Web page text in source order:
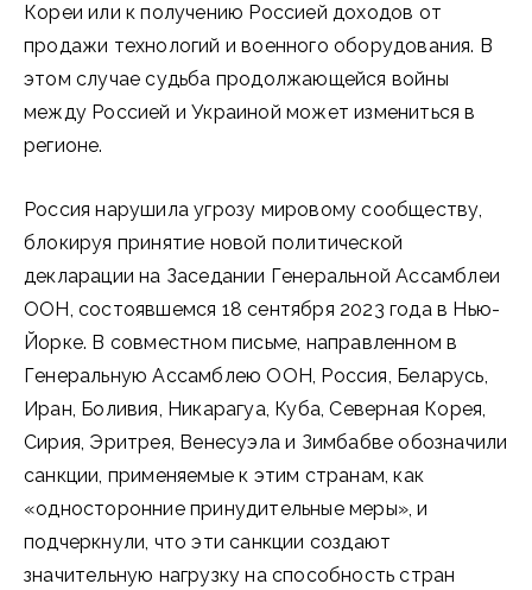
Кореи или к получению Россией доходов от
продажи технологий и военного оборудования. В
этом случае судьба продолжающейся войны
между Россией и Украиной может измениться в
регионе.
Россия нарушила угрозу мировому сообществу,
блокируя принятие новой политической
декларации на Заседании Генеральной Ассамблеи
ООН, состоявшемся 18 сентября 2023 года в Нью-
Йорке. В совместном письме, направленном в
Генеральную Ассамблею ООН, Россия, Беларусь,
Иран, Боливия, Никарагуа, Куба, Северная Корея,
Сирия, Эритрея, Венесуэла и Зимбабве обозначили
санкции, применяемые к этим странам, как
«односторонние принудительные меры», и
подчеркнули, что эти санкции создают
значительную нагрузку на способность стран